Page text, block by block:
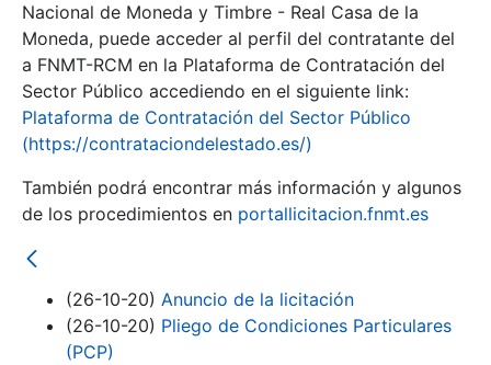
Nacional de Moneda y Timbre - Real Casa de la
Moneda, puede acceder al perfil del contratante del
a FNMT-RCM en la Plataforma de Contratación del
Sector Público accediendo en el siguiente link:
Plataforma de Contratación del Sector Público
(https://contrataciondelestado.es/)
También podrá encontrar más información y algunos
de los procedimientos en portallicitacion.fnmt.es
(26-10-20) Anuncio de la licitación
(26-10-20) Pliego de Condiciones Particulares
(PCP)